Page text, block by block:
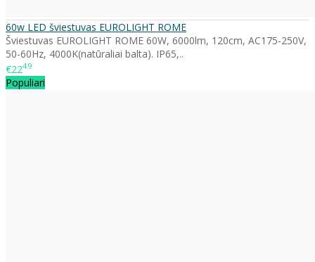
60w LED šviestuvas EUROLIGHT ROME
Šviestuvas EUROLIGHT ROME 60W, 6000lm, 120cm, AC175-250V,
50-60Hz, 4000K(natūraliai balta). IP65,..
€2249
Populiari